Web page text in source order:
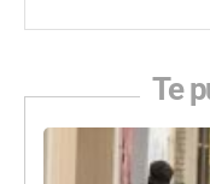
Te